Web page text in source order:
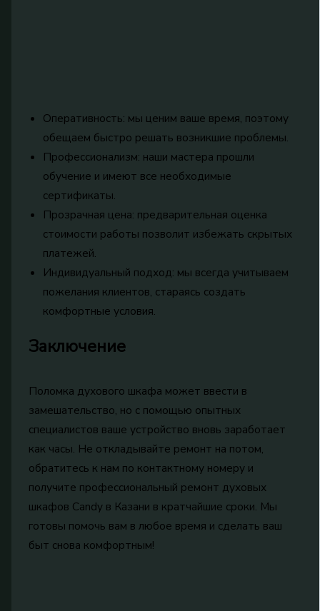
Оперативность: мы ценим ваше время, поэтому
обещаем быстро решать возникшие проблемы.
Профессионализм: наши мастера прошли
обучение и имеют все необходимые
сертификаты.
Прозрачная цена: предварительная оценка
стоимости работы позволит избежать скрытых
платежей.
Индивидуальный подход: мы всегда учитываем
пожелания клиентов, стараясь создать
комфортные условия.
Заключение
Поломка духового шкафа может ввести в
замешательство, но с помощью опытных
специалистов ваше устройство вновь заработает
как часы. Не откладывайте ремонт на потом,
обратитесь к нам по контактному номеру и
получите профессиональный ремонт духовых
шкафов Candy в Казани в кратчайшие сроки. Мы
готовы помочь вам в любое время и сделать ваш
быт снова комфортным!